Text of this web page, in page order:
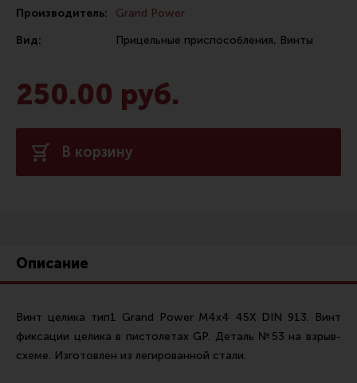
Сошки
Антабки и ремни
Тюнинг для пистолетов
Все разделы
Снаряжение для IPSC
Кобуры для IPSC
Паучеры и патронташи
Производитель:
Grand Power
Вид:
Прицельные приспособления, Винты
250.00 руб.
В корзину
Описание
Винт целика тип1 Grand Power М4х4 45Х DIN 913. Винт
фиксации целика в пистолетах GP. Деталь №53 на взрыв-
схеме. Изготовлен из легированной стали.